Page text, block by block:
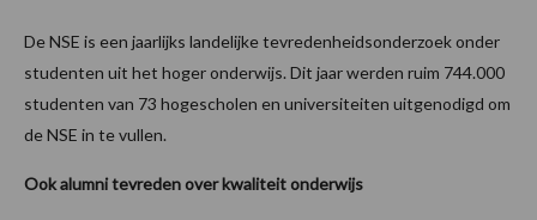
De NSE is een jaarlijks landelijke tevredenheidsonderzoek onder
studenten uit het hoger onderwijs. Dit jaar werden ruim 744.000
studenten van 73 hogescholen en universiteiten uitgenodigd om
de NSE in te vullen.
Ook alumni tevreden over kwaliteit onderwijs